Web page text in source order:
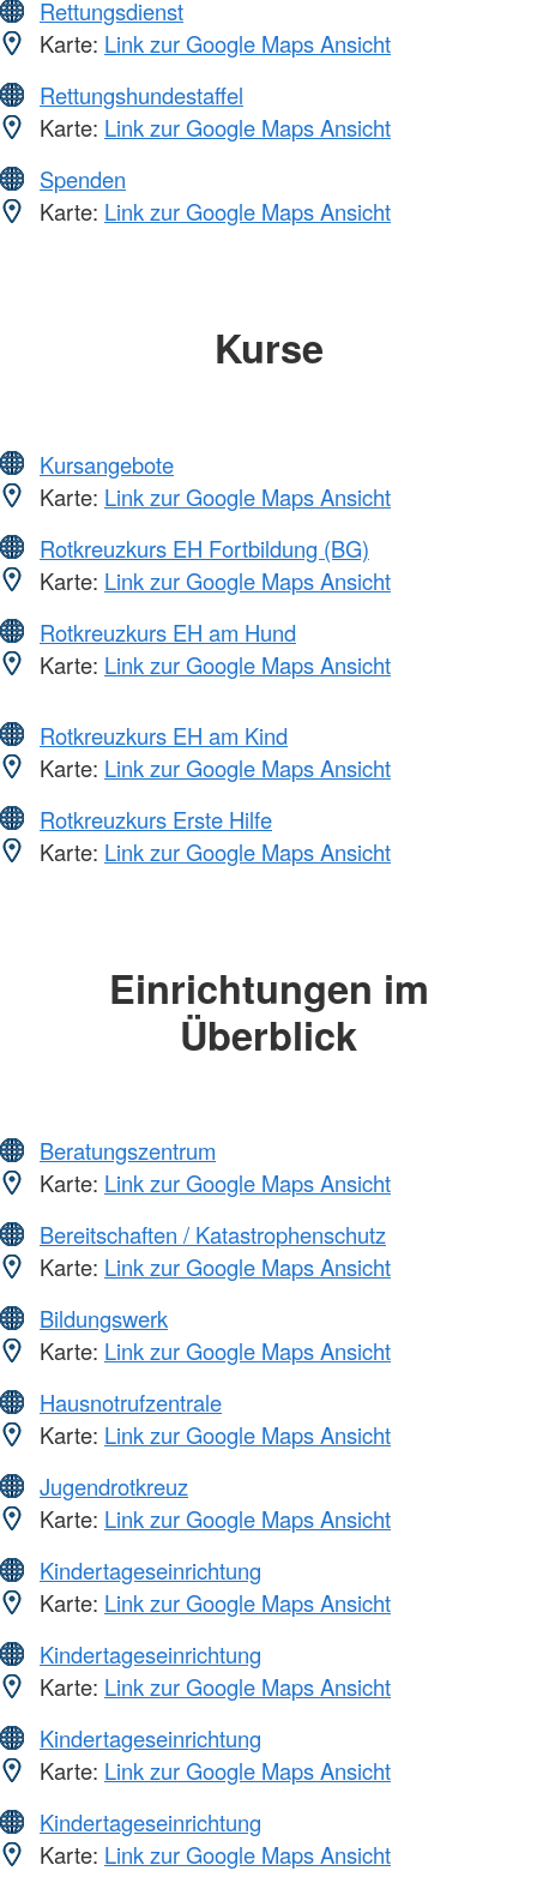
Rettungsdienst
Karte: Link zur Google Maps Ansicht
Rettungshundestaffel
Karte: Link zur Google Maps Ansicht
Spenden
Karte: Link zur Google Maps Ansicht
Kurse
Kursangebote
Karte: Link zur Google Maps Ansicht
Rotkreuzkurs EH Fortbildung (BG)
Karte: Link zur Google Maps Ansicht
Rotkreuzkurs EH am Hund
Karte: Link zur Google Maps Ansicht
Rotkreuzkurs EH am Kind
Karte: Link zur Google Maps Ansicht
Rotkreuzkurs Erste Hilfe
Karte: Link zur Google Maps Ansicht
Einrichtungen im
Überblick
Beratungszentrum
Karte: Link zur Google Maps Ansicht
Bereitschaften / Katastrophenschutz
Karte: Link zur Google Maps Ansicht
Bildungswerk
Karte: Link zur Google Maps Ansicht
Hausnotrufzentrale
Karte: Link zur Google Maps Ansicht
Jugendrotkreuz
Karte: Link zur Google Maps Ansicht
Kindertageseinrichtung
Karte: Link zur Google Maps Ansicht
Kindertageseinrichtung
Karte: Link zur Google Maps Ansicht
Kindertageseinrichtung
Karte: Link zur Google Maps Ansicht
Kindertageseinrichtung
Karte: Link zur Google Maps Ansicht